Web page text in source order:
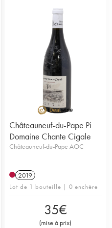
Châteauneuf-du-Pape Pi
Domaine Chante Cigale
Châteauneuf-du-Pape AOC
2019
Lot de 1 bouteille | 0 enchère
35€
(mise à prix)